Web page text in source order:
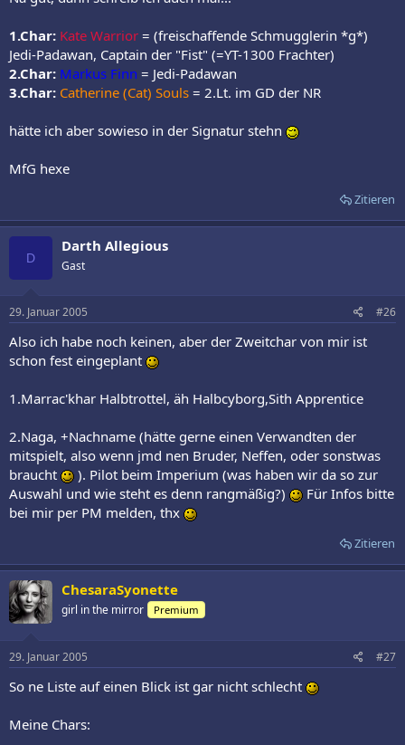
1.Char: Kate Warrior = (freischaffende Schmugglerin *g*)
Jedi-Padawan, Captain der "Fist" (=YT-1300 Frachter)
2.Char: Markus Finn = Jedi-Padawan
3.Char: Catherine (Cat) Souls = 2.Lt. im GD der NR
hätte ich aber sowieso in der Signatur stehn
MfG hexe
Zitieren
D
Darth Allegious
Gast
29. Januar 2005 #26
Also ich habe noch keinen, aber der Zweitchar von mir ist
schon fest eingeplant
1.Marrac'khar Halbtrottel, äh Halbcyborg,Sith Apprentice
2.Naga, +Nachname (hätte gerne einen Verwandten der
mitspielt, also wenn jmd nen Bruder, Neffen, oder sonstwas
braucht
). Pilot beim Imperium (was haben wir da so zur
Auswahl und wie steht es denn rangmäßig?)
Für Infos bitte
bei mir per PM melden, thx
Zitieren
ChesaraSyonette
girl in the mirror Premium
29. Januar 2005 #27
So ne Liste auf einen Blick ist gar nicht schlecht
Meine Chars: